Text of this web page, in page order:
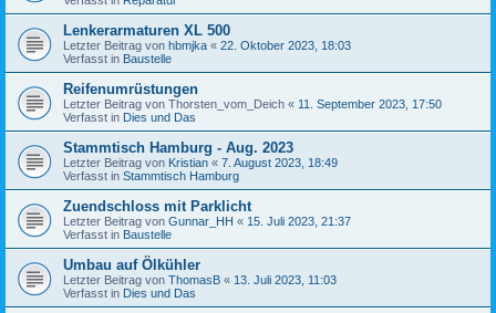
Lenkerarmaturen XL 500
Letzter Beitrag von hbmjka « 22. Oktober 2023, 18:03
Verfasst in Baustelle
Reifenumrüstungen
Letzter Beitrag von Thorsten_vom_Deich « 11. September 2023, 17:50
Verfasst in Dies und Das
Stammtisch Hamburg - Aug. 2023
Letzter Beitrag von Kristian « 7. August 2023, 18:49
Verfasst in Stammtisch Hamburg
Zuendschloss mit Parklicht
Letzter Beitrag von Gunnar_HH « 15. Juli 2023, 21:37
Verfasst in Baustelle
Umbau auf Ölkühler
Letzter Beitrag von ThomasB « 13. Juli 2023, 11:03
Verfasst in Dies und Das